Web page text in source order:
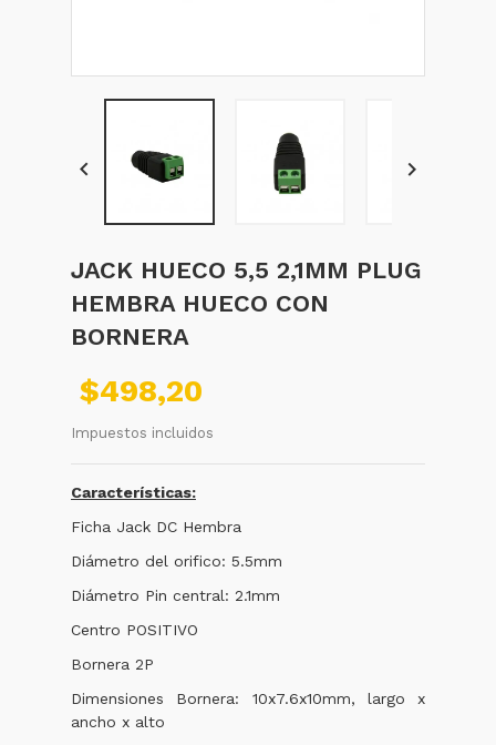
 
JACK HUECO 5,5 2,1MM PLUG
HEMBRA HUECO CON
BORNERA
$498,20
Impuestos incluidos
Características:
Ficha Jack DC Hembra
Diámetro del orifico: 5.5mm
Diámetro Pin central: 2.1mm
Centro POSITIVO
Bornera 2P
Dimensiones Bornera: 10x7.6x10mm, largo x
ancho x alto